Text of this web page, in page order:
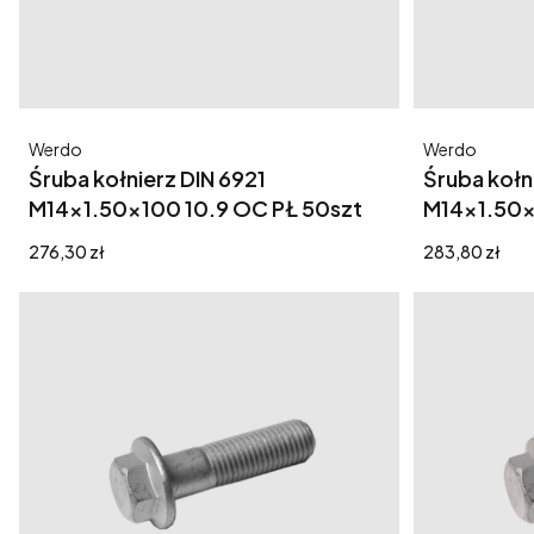
Śruba kołnierz DIN 6921
M14x1.50x100 10.9 OC PŁ 50szt
Producent
Werdo
Cena
276,30 zł
Śruba
Producent
Werdo
Cena
283,80 zł